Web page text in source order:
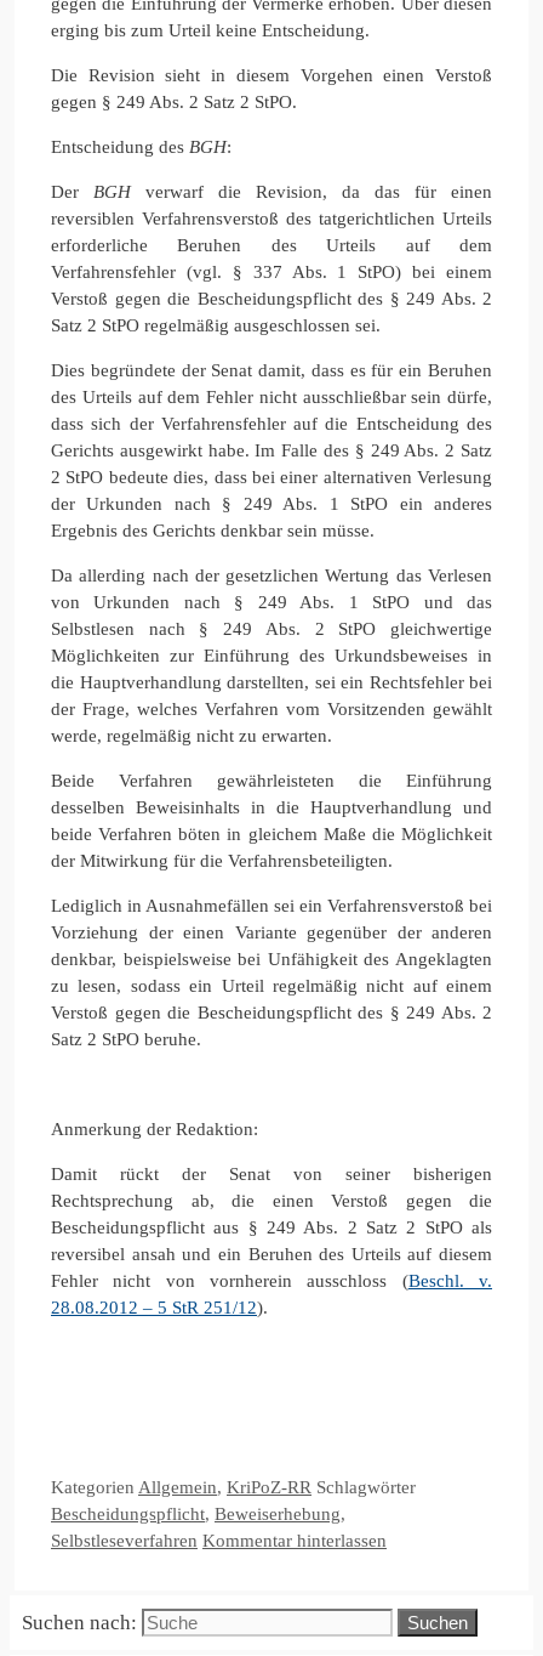
erging bis zum Urteil keine Entscheidung.
Die Revision sieht in diesem Vorgehen einen Verstoß
gegen § 249 Abs. 2 Satz 2 StPO.
Entscheidung des BGH:
Der BGHverwarf die Revision, da das für einen
reversiblen Verfahrensverstoß des tatgerichtlichen Urteils
erforderliche Beruhen des Urteils auf dem
Verfahrensfehler (vgl. § 337 Abs. 1 StPO) bei einem
Verstoß gegen die Bescheidungspflicht des § 249 Abs. 2
Satz 2 StPO regelmäßig ausgeschlossen sei.
Dies begründete der Senat damit, dass es für ein Beruhen
des Urteils auf dem Fehler nicht ausschließbar sein dürfe,
dass sich der Verfahrensfehler auf die Entscheidung des
Gerichts ausgewirkt habe. Im Falle des § 249 Abs. 2 Satz
2 StPO bedeute dies, dass bei einer alternativen Verlesung
der Urkunden nach § 249 Abs. 1 StPO ein anderes
Ergebnis des Gerichts denkbar sein müsse.
Da allerding nach der gesetzlichen Wertung das Verlesen
von Urkunden nach § 249 Abs. 1 StPO und das
Selbstlesen nach § 249 Abs. 2 StPO gleichwertige
Möglichkeiten zur Einführung des Urkundsbeweises in
die Hauptverhandlung darstellten, sei ein Rechtsfehler bei
der Frage, welches Verfahren vom Vorsitzenden gewählt
werde, regelmäßig nicht zu erwarten.
Beide Verfahren gewährleisteten die Einführung
desselben Beweisinhalts in die Hauptverhandlung und
beide Verfahren böten in gleichem Maße die Möglichkeit
der Mitwirkung für die Verfahrensbeteiligten.
Lediglich in Ausnahmefällen sei ein Verfahrensverstoß bei
Vorziehung der einen Variante gegenüber der anderen
denkbar, beispielsweise bei Unfähigkeit des Angeklagten
zu lesen, sodass ein Urteil regelmäßig nicht auf einem
Verstoß gegen die Bescheidungspflicht des § 249 Abs. 2
Satz 2 StPO beruhe.
Anmerkung der Redaktion:
Damit rückt der Senat von seiner bisherigen
Rechtsprechung ab, die einen Verstoß gegen die
Bescheidungspflicht aus § 249 Abs. 2 Satz 2 StPO als
reversibel ansah und ein Beruhen des Urteils auf diesem
Fehler nicht von vornherein ausschloss (Beschl. v.
28.08.2012 – 5 StR 251/12).
Kategorien Allgemein, KriPoZ-RR Schlagwörter
Bescheidungspflicht, Beweiserhebung,
Selbstleseverfahren Kommentar hinterlassen
Suchen nach: